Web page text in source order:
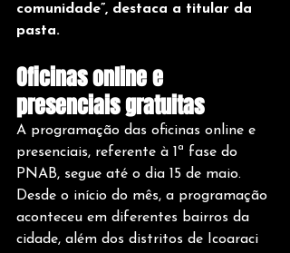
comunidade”, destaca a titular da
pasta.
Oficinas online e
presenciais gratuitas
A programação das oficinas online e
presenciais, referente à 1ª fase do
PNAB, segue até o dia 15 de maio.
Desde o início do mês, a programação
aconteceu em diferentes bairros da
cidade, além dos distritos de Icoaraci